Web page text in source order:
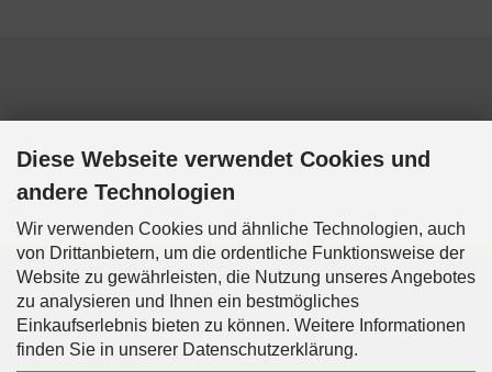
Mehr über...
Informationen
Diese Webseite verwendet Cookies und
andere Technologien
Wir verwenden Cookies und ähnliche Technologien, auch
von Drittanbietern, um die ordentliche Funktionsweise der
Website zu gewährleisten, die Nutzung unseres Angebotes
zu analysieren und Ihnen ein bestmögliches
Einkaufserlebnis bieten zu können. Weitere Informationen
finden Sie in unserer Datenschutzerklärung.